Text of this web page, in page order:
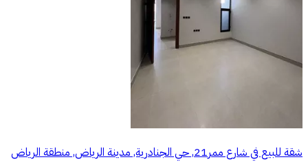
شقة للبيع في شارع ممر21, حي الجنادرية, مدينة الرياض, منطقة الرياض